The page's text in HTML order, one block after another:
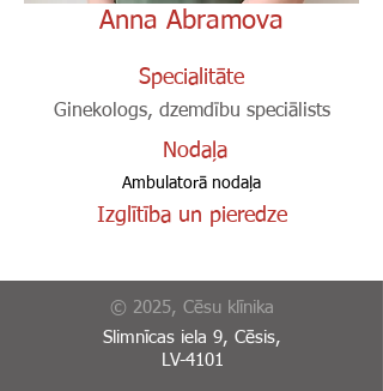
Anna Abramova
Specialitāte
Ginekologs, dzemdību speciālists
Nodaļa
Ambulatorā nodaļa
Izglītība un pieredze
© 2025, Cēsu klīnika
Slimnīcas iela 9, Cēsis,
LV-4101